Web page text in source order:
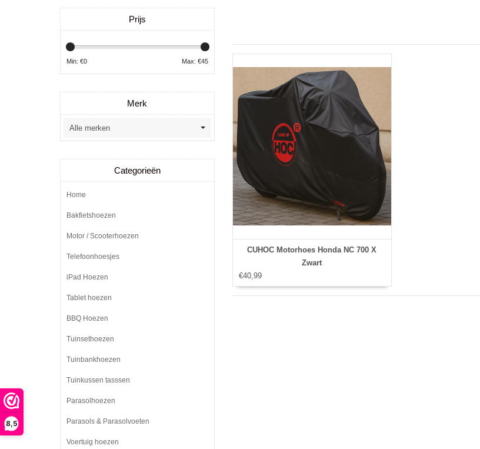
8,5
CUHOC Motorhoes Honda NC 700 X
Zwart
€40,99
Prijs
Min: €0 Max: €45
Merk
Categorieën
Home
Bakfietshoezen
Motor / Scooterhoezen
Telefoonhoesjes
iPad Hoezen
Tablet hoezen
BBQ Hoezen
Tuinsethoezen
Tuinbankhoezen
Tuinkussen tasssen
Parasolhoezen
Parasols & Parasolvoeten
Voertuig hoezen